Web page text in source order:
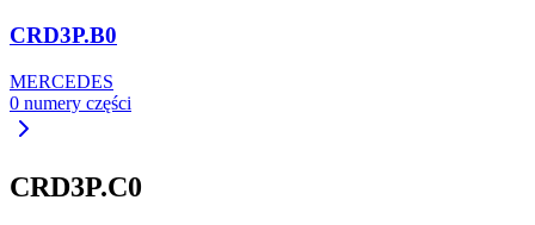
CRD3P.B0
MERCEDES
0 numery części
CRD3P.C0